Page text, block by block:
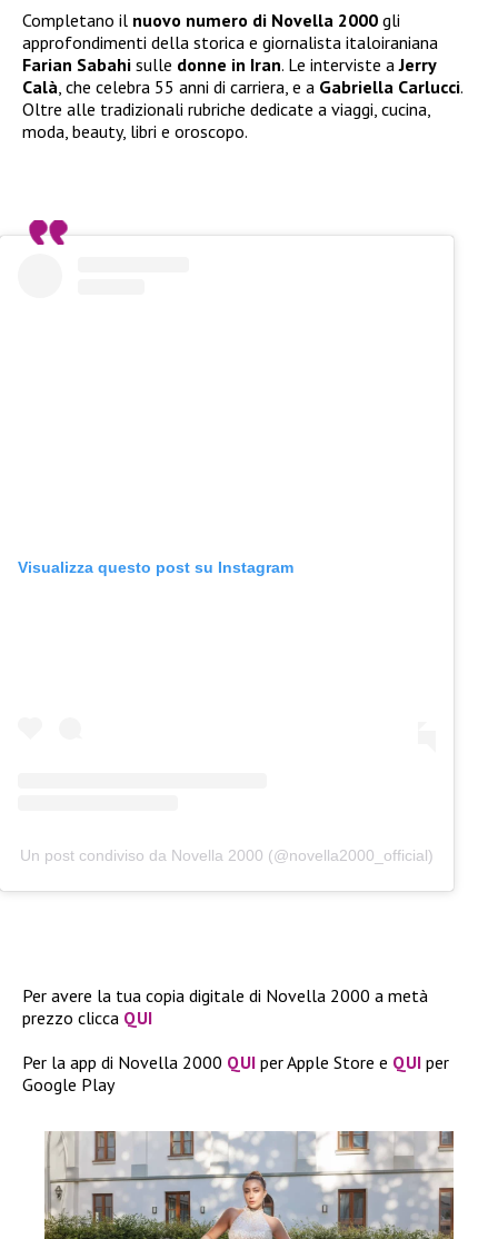
Completano il nuovo numero di Novella 2000 gli
approfondimenti della storica e giornalista italoiraniana
Farian Sabahi sulle donne in Iran. Le interviste aJerry
Calà, che celebra 55 anni di carriera, e a Gabriella Carlucci.
Oltre alle tradizionali rubriche dedicate a viaggi, cucina,
moda, beauty, libri e oroscopo.
Visualizza questo post su Instagram
Un post condiviso da Novella 2000 (@novella2000_official)
Per avere la tua copia digitale di Novella 2000 a metà
prezzo clicca QUI
Per la app di Novella 2000 QUI per Apple Store e QUI per
Google Play